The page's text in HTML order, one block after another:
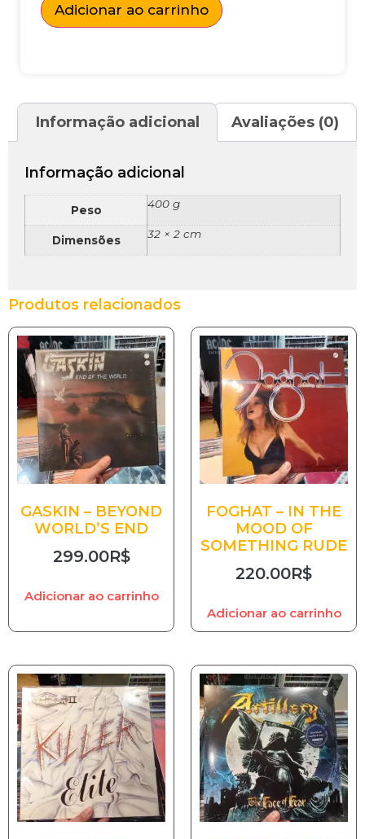
Adicionar ao carrinho
Informação adicional Avaliações (0)
Informação adicional
Peso 400 g
Dimensões 32 × 2 cm
Produtos relacionados
GASKIN – BEYOND
WORLD’S END
299.00R$
Adicionar ao carrinho
FOGHAT – IN THE
MOOD OF
SOMETHING RUDE
220.00R$
Adicionar ao carrinho